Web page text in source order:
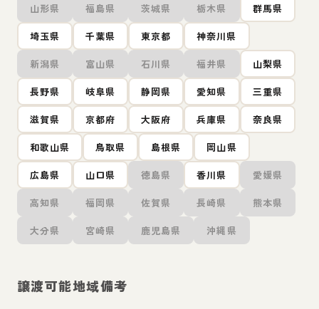
山形県 福島県 茨城県 栃木県 群馬県
埼玉県 千葉県 東京都 神奈川県
新潟県 富山県 石川県 福井県 山梨県
長野県 岐阜県 静岡県 愛知県 三重県
滋賀県 京都府 大阪府 兵庫県 奈良県
和歌山県 鳥取県 島根県 岡山県
広島県 山口県 徳島県 香川県 愛媛県
高知県 福岡県 佐賀県 長崎県 熊本県
大分県 宮崎県 鹿児島県 沖縄県
譲渡可能地域備考